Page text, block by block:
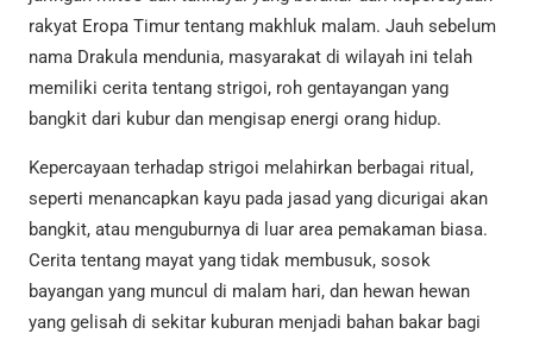
rakyat Eropa Timur tentang makhluk malam. Jauh sebelum
nama Drakula mendunia, masyarakat di wilayah ini telah
memiliki cerita tentang strigoi, roh gentayangan yang
bangkit dari kubur dan mengisap energi orang hidup.
Kepercayaan terhadap strigoi melahirkan berbagai ritual,
seperti menancapkan kayu pada jasad yang dicurigai akan
bangkit, atau menguburnya di luar area pemakaman biasa.
Cerita tentang mayat yang tidak membusuk, sosok
bayangan yang muncul di malam hari, dan hewan hewan
yang gelisah di sekitar kuburan menjadi bahan bakar bagi